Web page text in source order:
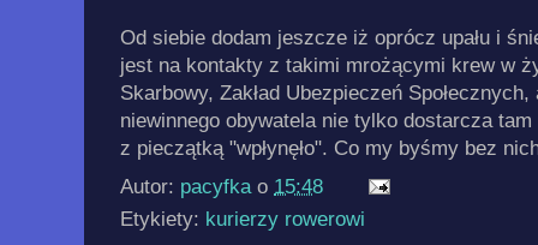
Od siebie dodam jeszcze iż oprócz upału i
jest na kontakty z takimi mrożącymi krew w
Skarbowy, Zakład Ubezpieczeń
niewinnego obywatela nie tylko dostarcza
z pieczątką "wpłynęło". Co my byśmy bez
Autor: pacyfka o 15:48
Etykiety: kurierzy rowerowi